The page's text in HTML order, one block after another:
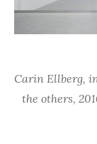
Carin Ellberg,
the others,